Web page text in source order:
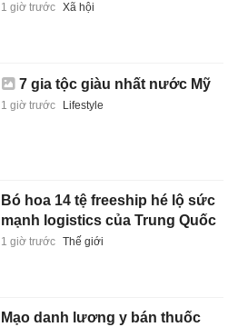
1 giờ trước Xã hội
7 gia tộc giàu nhất nước Mỹ
1 giờ trước Lifestyle
Bó hoa 14 tệ freeship hé lộ sức
mạnh logistics của Trung Quốc
1 giờ trước Thế giới
Mạo danh lương y bán thuốc